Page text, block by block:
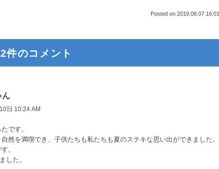
Posted on 2019.08.07 16:01
件のコメント
ん
日 10:24 AM
です。
然を満喫でき、子供たちも私たちも夏のステキな思い出ができました。
。
した。